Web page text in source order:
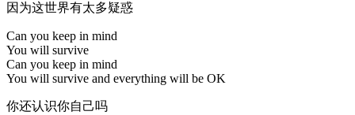
因为这世界有太多疑惑
Can you keep in mind
You will survive
Can you keep in mind
You will survive and everything will be OK
你还认识你自己吗